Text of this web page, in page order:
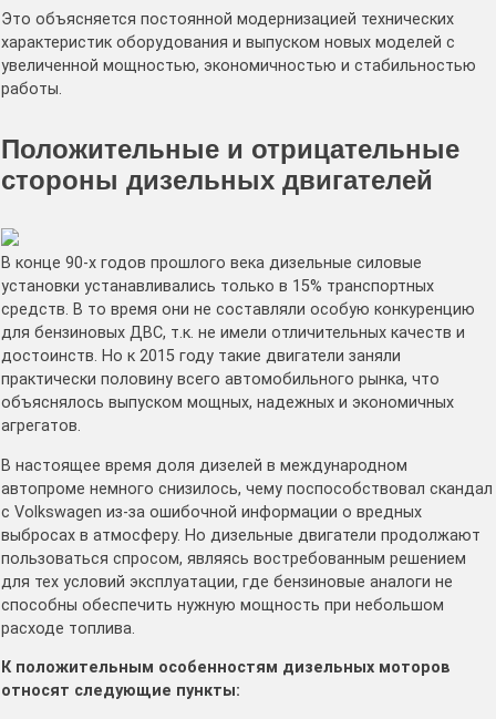
Это объясняется постоянной модернизацией технических
характеристик оборудования и выпуском новых моделей с
увеличенной мощностью, экономичностью и стабильностью
работы.
Положительные и отрицательные
стороны дизельных двигателей
В конце 90-х годов прошлого века дизельные силовые
установки устанавливались только в 15% транспортных
средств. В то время они не составляли особую конкуренцию
для бензиновых ДВС, т.к. не имели отличительных качеств и
достоинств. Но к 2015 году такие двигатели заняли
практически половину всего автомобильного рынка, что
объяснялось выпуском мощных, надежных и экономичных
агрегатов.
В настоящее время доля дизелей в международном
автопроме немного снизилось, чему поспособствовал скандал
с Volkswagen из-за ошибочной информации о вредных
выбросах в атмосферу. Но дизельные двигатели продолжают
пользоваться спросом, являясь востребованным решением
для тех условий эксплуатации, где бензиновые аналоги не
способны обеспечить нужную мощность при небольшом
расходе топлива.
К положительным особенностям дизельных моторов
относят следующие пункты: